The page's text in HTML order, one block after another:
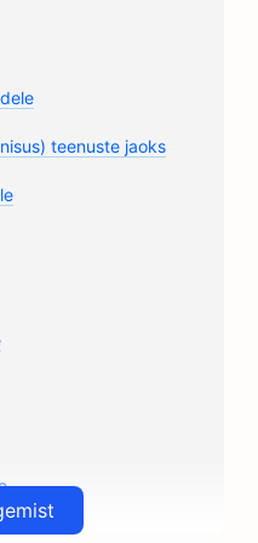
teenuste jaoks